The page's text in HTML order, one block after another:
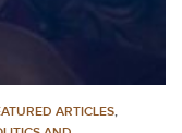
ARTICLES,